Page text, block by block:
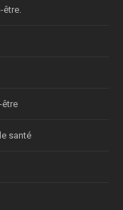
être.
être
santé